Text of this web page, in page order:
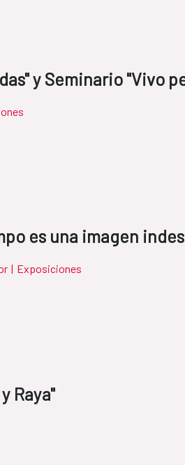
y Seminario "Vivo
es una imagen
| Exposiciones
Raya"